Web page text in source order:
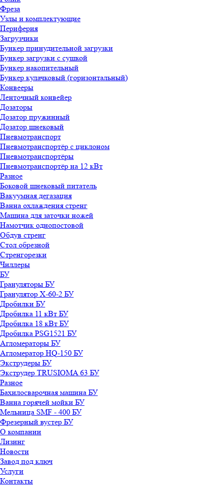
Фреза
Узлы и комплектующие
Периферия
Загрузчики
Бункер принудительной загрузки
Бункер загрузки с сушкой
Бункер накопительный
Бункер кулачковый (горизонтальный)
Конвееры
Ленточный конвейер
Дозаторы
Дозатор пружинный
Дозатор шнековый
Пневмотранспорт
Пневмотранспортёр с циклоном
Пневмотранспортёры
Пневмотранспортёр на 12 кВт
Разное
Боковой шнековый питатель
Вакуумная дегазация
Ванна охлаждения стренг
Машина для заточки ножей
Намотчик однопостовой
Обдув стренг
Стол обрезной
Стренгорезки
Чиллеры
БУ
Грануляторы БУ
Гранулятор X-60-2 БУ
Дробилки БУ
Дробилка 11 кВт БУ
Дробилка 18 кВт БУ
Дробилка PSG1521 БУ
Агломераторы БУ
Агломератор HQ-150 БУ
Экструдеры БУ
Экструдер TRUSIOMA 63 БУ
Разное
Бахилосварочная машина БУ
Ванна горячей мойки БУ
Мельница SMF - 400 БУ
Фрезерный вустер БУ
О компании
Лизинг
Новости
Завод под ключ
Услуги
Контакты